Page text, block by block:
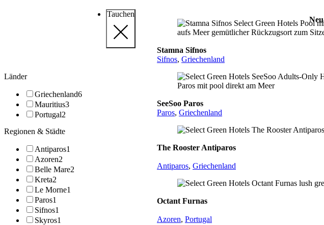
Tauchen
Länder
Griechenland6
Mauritius3
Portugal2
Regionen & Städte
Antiparos1
Azoren2
Belle Mare2
Kreta2
Le Morne1
Paros1
Sifnos1
Skyros1
Neu
Stamna Sifnos
Sifnos,Griechenland
SeeSoo Paros
Paros,Griechenland
The Rooster Antiparos
Antiparos,Griechenland
Octant Furnas
Azoren,Portugal